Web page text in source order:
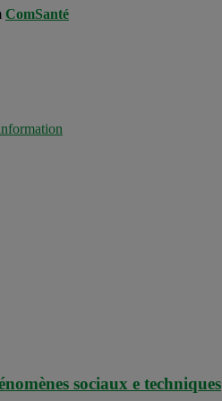
ComSanté
sociaux e techniques